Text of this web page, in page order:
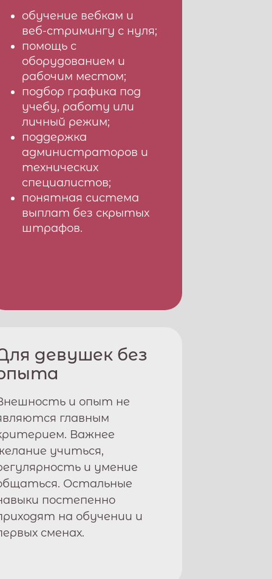
обучение вебкам и
веб-стримингу с нуля;
помощь с
оборудованием и
рабочим местом;
подбор графика под
учебу, работу или
личный режим;
поддержка
администраторов и
технических
специалистов;
понятная система
выплат без скрытых
штрафов.
девушек без
и опыт не
главным
Важнее
учиться,
и умение
Остальные
постепенно
на обучении и
сменах.